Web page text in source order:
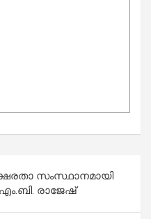
സംസ്ഥാനമായി
എം.ബി. രാജേഷ്